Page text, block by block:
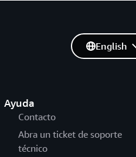
Ayuda
Contacto
Abra un ticket de soporte
técnico
English